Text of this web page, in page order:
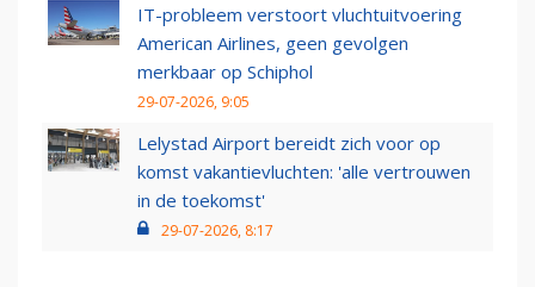
IT-probleem verstoort vluchtuitvoering
American Airlines, geen gevolgen
merkbaar op Schiphol
29-07-2026, 9:05
Lelystad Airport bereidt zich voor op
komst vakantievluchten: 'alle vertrouwen
in de toekomst'
29-07-2026, 8:17